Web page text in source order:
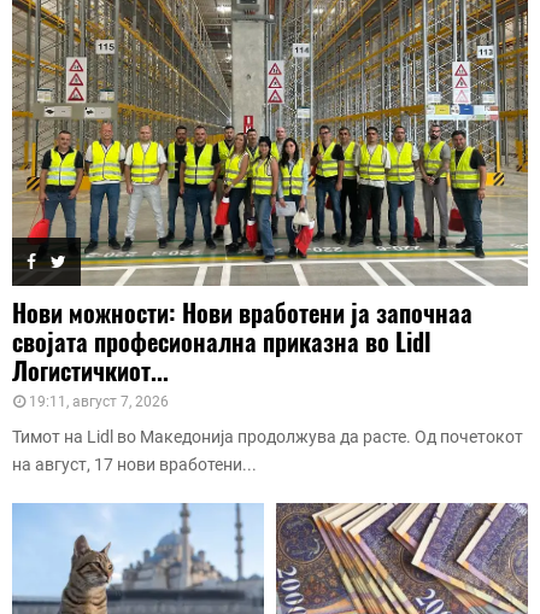
Нови можности: Нови вработени ја започнаа
својата професионална приказна во Lidl
Логистичкиот...
19:11, август 7, 2026
Тимот на Lidl во Македонија продолжува да расте. Од почетокот
на август, 17 нови вработени...